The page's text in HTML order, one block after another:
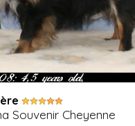
Souvenir Cheyenne